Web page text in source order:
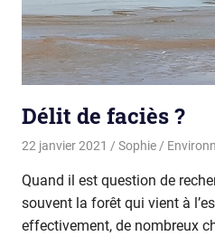
Délit de faciès ?
22 janvier 2021 Sophie
Quand il est question de
souvent la forêt qui vient à
effectivement, de nombreux